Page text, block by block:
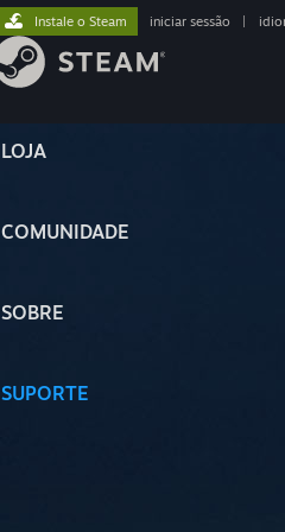
LOJA
COMUNIDADE
SOBRE
SUPORTE
Instale o Steam iniciar sessão